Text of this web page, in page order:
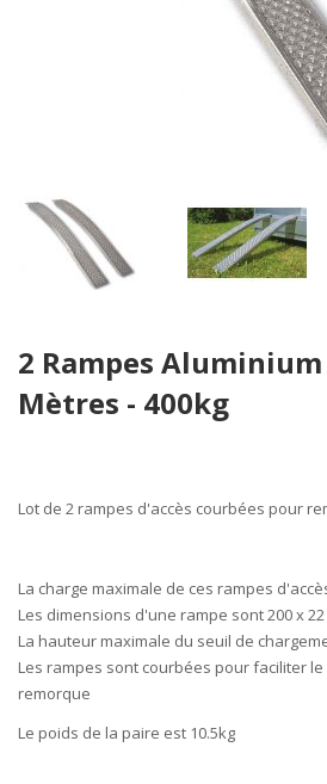
to
beginning
gallery
2 Rampes Aluminium
Mètres - 400kg
Lot de 2 rampes d'accès courbées pour
La charge maximale de ces rampes
Les dimensions d'une rampe sont200 x
La hauteur maximale du seuil de
Les rampes sont courbées pourfaciliter
remorque
Le poids de la paire est 10.5kg